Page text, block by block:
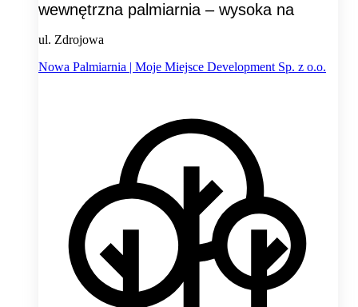
wewnętrzna palmiarnia – wysoka na
ul. Zdrojowa
Nowa Palmiarnia | Moje Miejsce Development Sp. z o.o.